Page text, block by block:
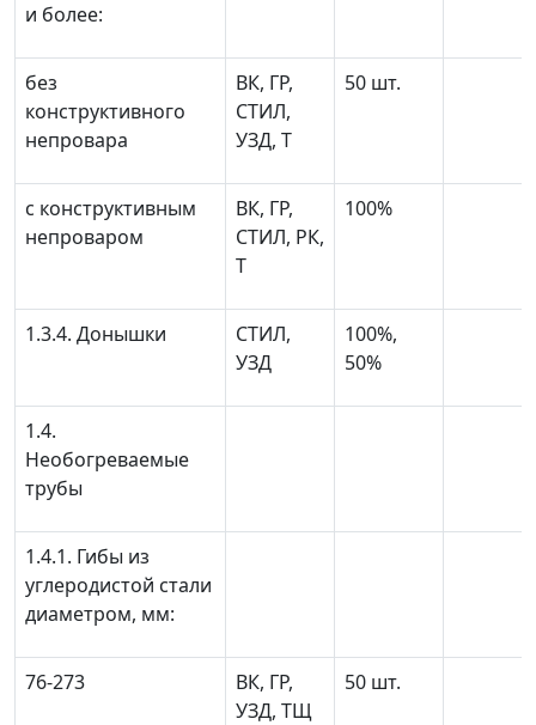
и более:
без
конструктивного
непровара
ВК, ГР,
СТИЛ,
УЗД, Т
50 шт.
с конструктивным
непроваром
ВК, ГР,
СТИЛ, РК,
Т
100%
1.3.4. Донышки
СТИЛ,
УЗД
100%,
50%
1.4.
Необогреваемые
трубы
1.4.1. Гибы из
углеродистой стали
диаметром, мм:
76-273
ВК, ГР,
УЗД, ТЩ
50 шт.